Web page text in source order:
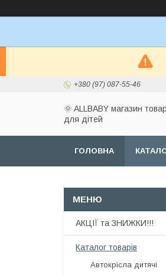
+380 (97) 087-55-46
🌞 ALLBABY магазин
для дітей
ГОЛОВНА
АКЦІЇ та ЗНИЖКИ!!!
Каталог товарів
Автокрісла дитячі